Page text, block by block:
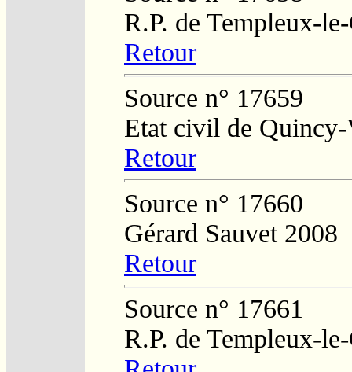
R.P. de Templeux-
Retour
Source n° 17659
Etat civil de Quincy-
Retour
Source n° 17660
Gérard Sauvet 2008
Retour
Source n° 17661
R.P. de Templeux-